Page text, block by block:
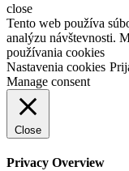
close
Tento web používa
analýzu návštevnosti.
používania cookies
Nastavenia cookies
Manage consent
Close
Privacy Overview